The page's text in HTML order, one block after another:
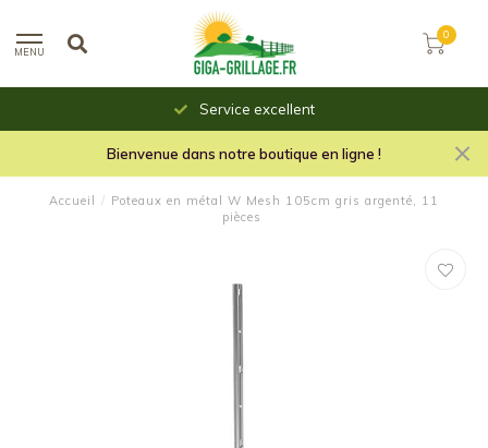
MENU
0
Service excellent
Bienvenue dans notre boutique en ligne !
Accueil / Poteaux en métal W Mesh 105cm gris argenté, 11
pièces